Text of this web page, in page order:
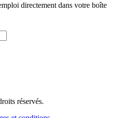
directement dans votre boîte
réservés.